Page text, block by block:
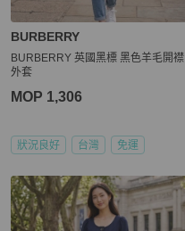
BURBERRY
BURBERRY 英國黑標 黑色羊毛開襟
外套
MOP 1,306
狀況良好 台灣 免運